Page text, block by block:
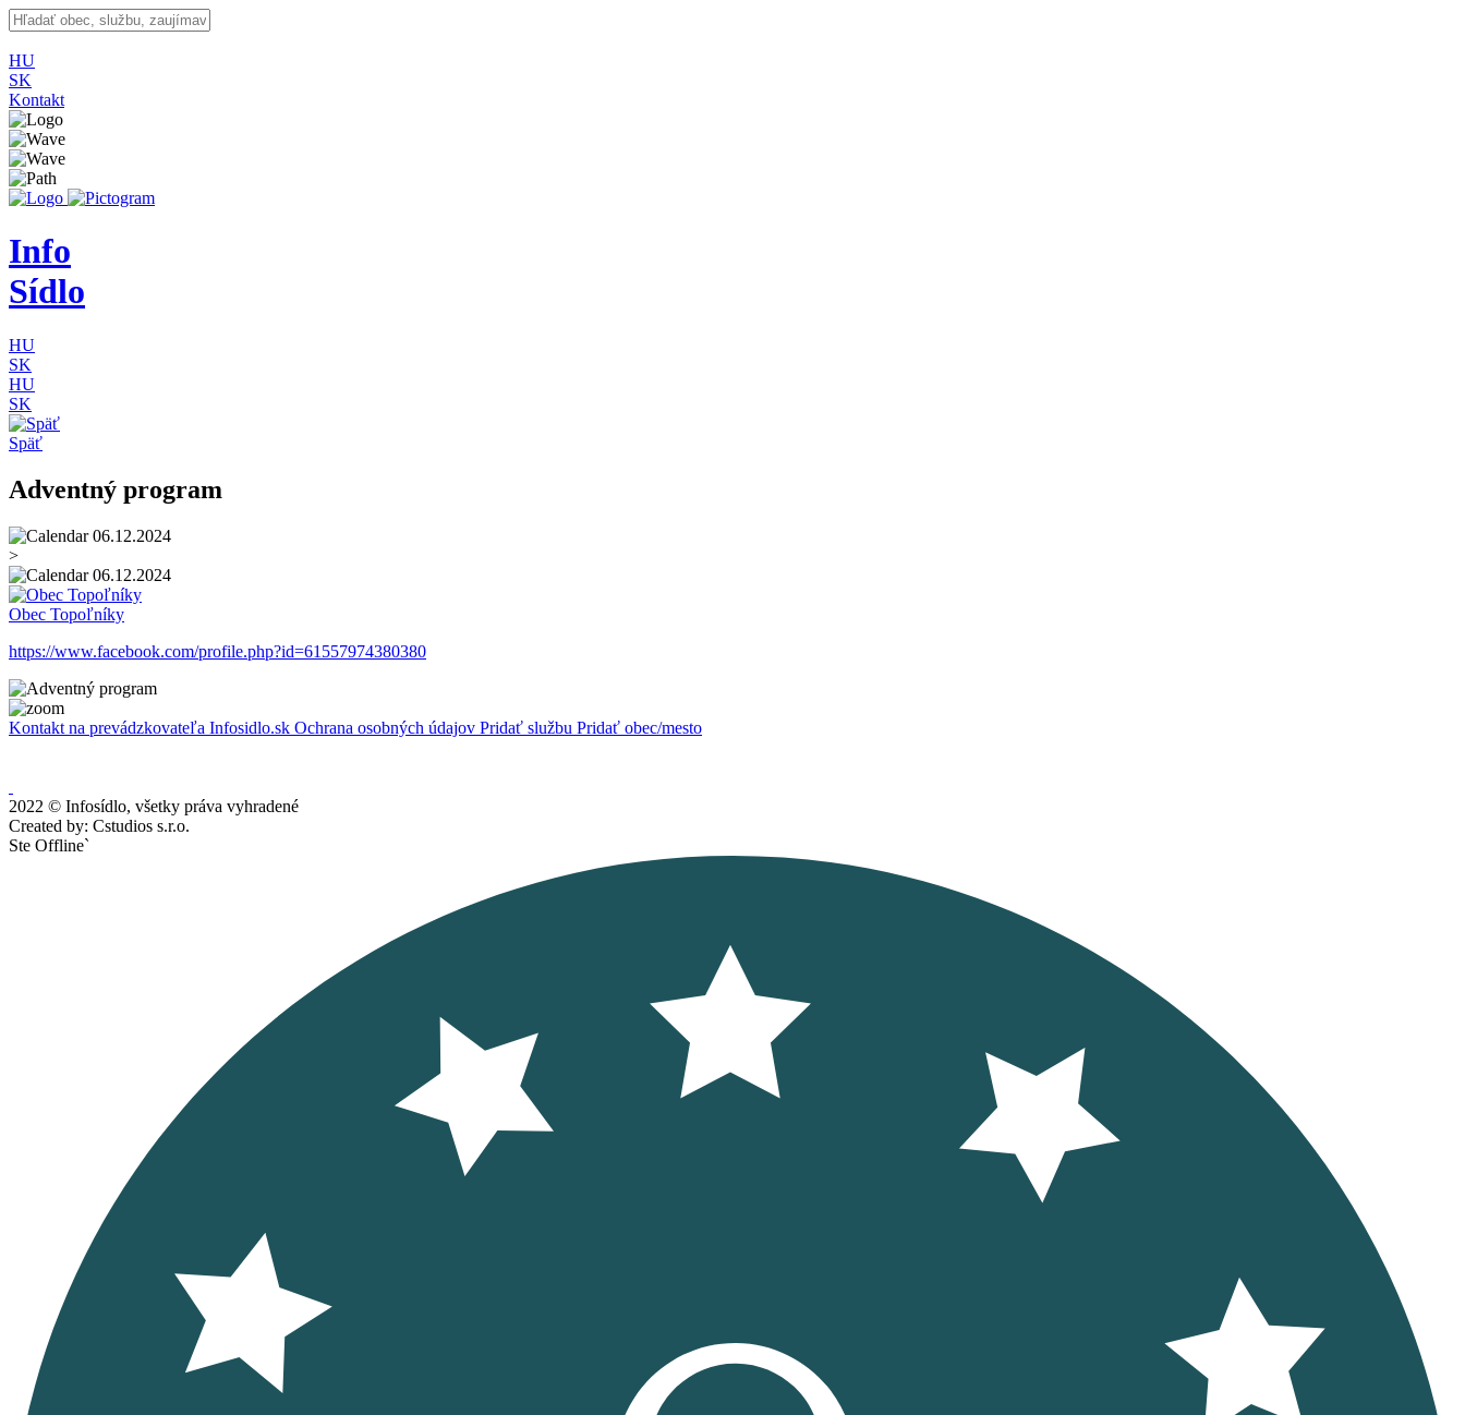
HU
SK
Kontakt
Info
Sídlo
HU
SK
HU
SK
Späť
Adventný program
06.12.2024
>
06.12.2024
Obec Topoľníky
https://www.facebook.com/profile.php?id=61557974380380
Kontakt na prevádzkovateľa Infosidlo.sk Ochrana osobných údajov Pridať službu Pridať obec/mesto
2022 © Infosídlo, všetky práva vyhradené
Created by: Cstudios s.r.o.
Ste Offline`